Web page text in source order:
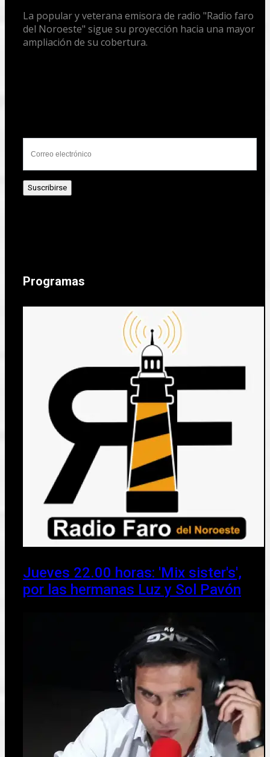
La popular y veterana emisora de radio "Radio faro
del Noroeste" sigue su proyección hacia una mayor
ampliación de su cobertura.
Programas
Jueves 22.00 horas: 'Mix sister's',
por las hermanas Luz y Sol Pavón